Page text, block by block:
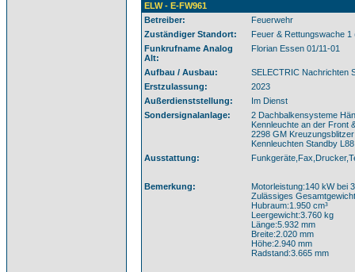
ELW - E-FW961
Betreiber:
Feuerwehr
Zuständiger Standort:
Feuer & Rettungswache
Funkrufname Analog
Alt:
Florian Essen 01/11-01
Aufbau / Ausbau:
SELECTRIC Nachrichten
Erstzulassung:
2023
Außerdienststellung:
Im Dienst
Sondersignalanlage:
2 Dachbalkensysteme
Kennleuchte an der Front
2298 GM
Kennleuchten Standby
Ausstattung:
Bemerkung:
Motorleistung:140 kW bei
Zulässiges
Hubraum:1.950 cm³
Leergewicht:3.760 kg
Länge:5.932 mm
Breite:2.020 mm
Höhe:2.940 mm
Radstand:3.665 mm